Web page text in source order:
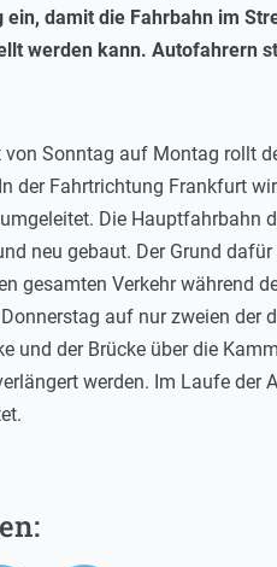
damit die Fahrbahn im
werden kann. Autofahrern
Sonntag auf Montag rollt
der Fahrtrichtung Frankfurt
Die Hauptfahrbahn
neu gebaut. Der Grund
gesamten Verkehr während
auf nur zweien der
der Brücke über die
werden. Im Laufe der